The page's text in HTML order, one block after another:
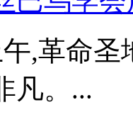
,革命
凡。...